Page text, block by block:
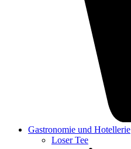
Gastronomie und Hotellerie
Loser Tee